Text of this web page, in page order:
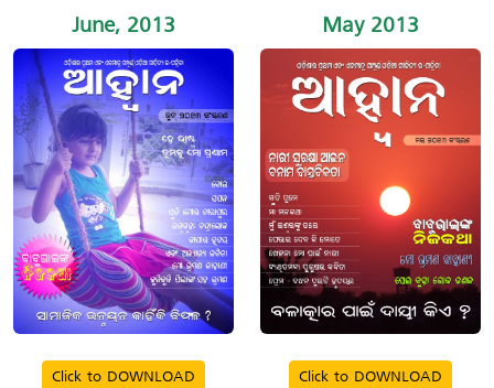
June, 2013
Click to DOWNLOAD
May 2013
Click to DOWNLOAD